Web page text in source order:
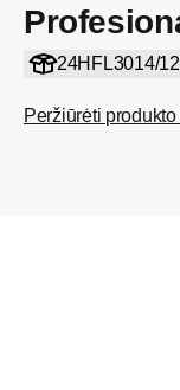
24HFL3014/12
Peržiūrėti